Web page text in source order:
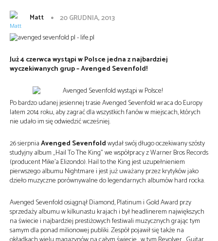
Matt 20 GRUDNIA, 2013
Już 4 czerwca wystąpi w Polsce jedna z najbardziej
wyczekiwanych grup – Avenged Sevenfold!
Po bardzo udanej jesiennej trasie Avenged Sevenfold wraca do Europy
latem 2014 roku, aby zagrać dla wszystkich fanów w miejscach, których
nie udało im się odwiedzić wcześniej.
26 sierpniaAvenged Sevenfoldwydał swój długo oczekiwany szósty
studyjny album „Hail To The King” we współpracy z Warner Bros Records
(producent Mike’a Elizondo). Hail to the King jest uzupełnieniem
pierwszego albumu Nightmare i jest już uważany przez krytyków jako
dzieło muzyczne porównywalne do legendarnych albumów hard rocka.
Avenged Sevenfold osiągnął Diamond, Platinum i Gold Award przy
sprzedaży albumu w kilkunastu krajach i był headlinerem największych
na świecie i najbardziej prestiżowych festiwali muzycznych grając tym
samym dla ponad milionowej publiki. Zespół pojawił się także na